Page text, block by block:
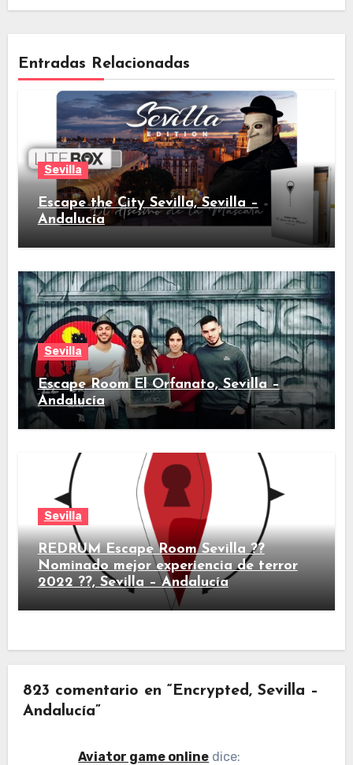
Entradas Relacionadas
Sevilla
Escape the City Sevilla, Sevilla –
Andalucía
Sevilla
Escape Room El Orfanato, Sevilla –
Andalucía
Sevilla
REDRUM Escape Room Sevilla ??
Nominado mejor experiencia de terror
2022 ??, Sevilla – Andalucía
823 comentario en “Encrypted, Sevilla –
Andalucía”
Aviator game online dice: